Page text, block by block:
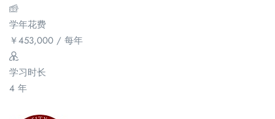
学年花费
￥453,000 / 每年
学习时长
4 年